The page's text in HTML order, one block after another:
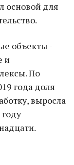
основой для
объекты -
и
По
года доля
выросла